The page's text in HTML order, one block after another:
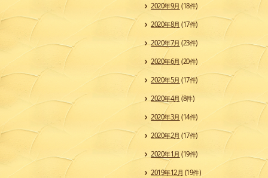
2020年9月 (18件)
2020年8月 (17件)
2020年7月 (23件)
2020年6月 (20件)
2020年5月 (17件)
2020年4月 (8件)
2020年3月 (14件)
2020年2月 (17件)
2020年1月 (19件)
2019年12月 (19件)